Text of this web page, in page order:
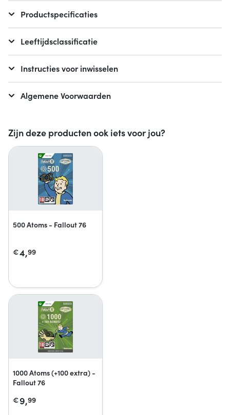
Zijn deze producten ook iets voor jou?
500 Atoms - Fallout 76
€4,99
1000 Atoms (+100 extra) -
Fallout 76
€9,99
Productspecificaties
Leeftijdsclassificatie
Instructies voor inwisselen
Algemene Voorwaarden